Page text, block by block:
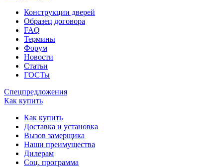
Конструкции дверей
Образец договора
FAQ
Термины
Форум
Новости
Статьи
ГОСТы
Спецпредложения
Как купить
Как купить
Доставка и установка
Вызов замерщика
Наши преимущества
Дилерам
Соц. программа